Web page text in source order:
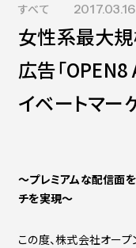
会社紹介資料
社員インタビュー
福利厚生
募集職種
Contact
すべて 2017.03.16
女性系最大規
広告「
イベートマー
～プレミアムな配信面
チを実現～
この度、株式会社オープ